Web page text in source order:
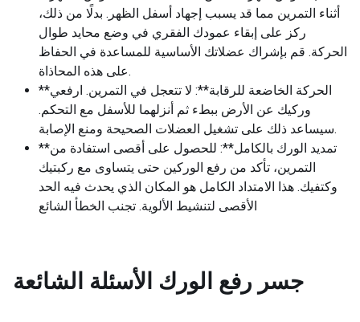
أثناء التمرين مما قد يسبب إجهاد أسفل الظهر. بدلًا من ذلك،
ركز على إبقاء عمودك الفقري في وضع محايد طوال
الحركة. قم بإشراك عضلاتك الأساسية للمساعدة في الحفاظ
على هذه المحاذاة.
**الحركة الخاضعة للرقابة**: لا تتعجل في التمرين. ارفعي
وركيك عن الأرض ببطء ثم أنزلهما للأسفل مع التحكم.
سيساعد ذلك على تشغيل العضلات الصحيحة ومنع الإصابة.
**تمديد الورك بالكامل**: للحصول على أقصى استفادة من
التمرين، تأكد من رفع الوركين حتى يتساوى مع ركبتيك
وكتفيك. هذا الامتداد الكامل هو المكان الذي يحدث فيه الحد
الأقصى لتنشيط الألوية. تجنب الخطأ الشائع
جسر رفع الورك الأسئلة الشائعة